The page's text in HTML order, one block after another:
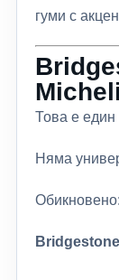
гуми с
Това е един
Няма
Обикновено:
Bridgestone